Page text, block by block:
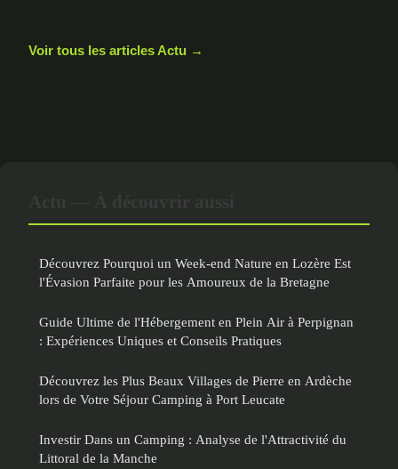
Voir tous les articles Actu →
Découvrez Pourquoi un Week-end Nature en Lozère Est
l'Évasion Parfaite pour les Amoureux de la Bretagne
Guide Ultime de l'Hébergement en Plein Air à Perpignan
: Expériences Uniques et Conseils Pratiques
Découvrez les Plus Beaux Villages de Pierre en Ardèche
lors de Votre Séjour Camping à Port Leucate
Investir Dans un Camping : Analyse de l'Attractivité du
Littoral de la Manche